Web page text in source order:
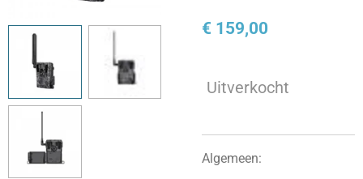
€ 159,00
Uitverkocht
Algemeen: